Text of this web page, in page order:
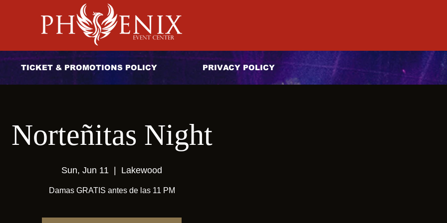
TICKET & PROMOTIONS POLICY PRIVACY POLICY
Norteñitas Night
Sun, Jun 11 Lakewood
Damas GRATIS antes de las 11 PM